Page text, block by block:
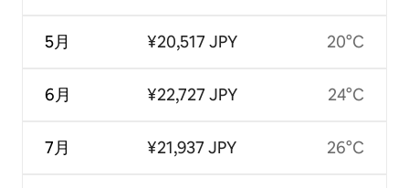
5月
6月
7月
¥20,517 JPY
¥22,727 JPY
¥21,937 JPY
20°C
24°C
26°C